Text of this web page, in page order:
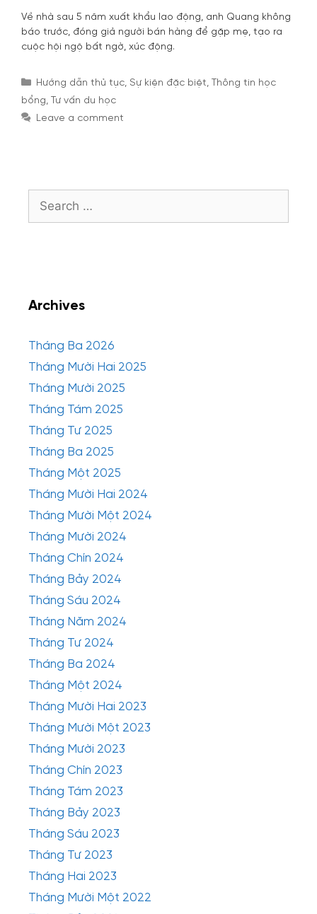
Về nhà sau 5 năm xuất khẩu lao động, anh Quang không
báo trước, đóng giả người bán hàng để gặp mẹ, tạo ra
cuộc hội ngộ bất ngờ, xúc động.
Categories
Hướng dẫn thủ tục Sự kiện đặc biệt ,Thông tin học
bổng Tư vấn du học
Leave a comment
Search
for:
Archives
Tháng Ba 2026
Tháng Mười Hai 2025
Tháng Mười 2025
Tháng Tám 2025
Tháng Tư 2025
Tháng Ba 2025
Tháng Một 2025
Tháng Mười Hai 2024
Tháng Mười Một 2024
Tháng Mười 2024
Tháng Chín 2024
Tháng Bảy 2024
Tháng Sáu 2024
Tháng Năm 2024
Tháng Tư 2024
Tháng Ba 2024
Tháng Một 2024
Tháng Mười Hai 2023
Tháng Mười Một 2023
Tháng Mười 2023
Tháng Chín 2023
Tháng Tám 2023
Tháng Bảy 2023
Tháng Sáu 2023
Tháng Tư 2023
Tháng Hai 2023
Tháng Mười Một 2022
Họ tên
Số điện thoại
Email
Nội dung